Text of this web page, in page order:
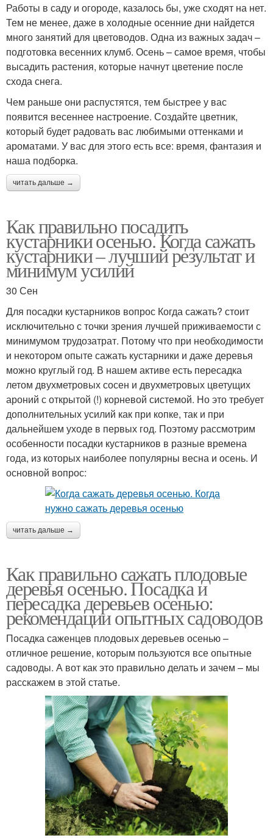
Работы в саду и огороде, казалось бы, уже сходят на нет.
Тем не менее, даже в холодные осенние дни найдется
много занятий для цветоводов. Одна из важных задач –
подготовка весенних клумб. Осень – самое время, чтобы
высадить растения, которые начнут цветение после
схода снега.
Чем раньше они распустятся, тем быстрее у вас
появится весеннее настроение. Создайте цветник,
который будет радовать вас любимыми оттенками и
ароматами. У вас для этого есть все: время, фантазия и
наша подборка.
читать дальше →
Как правильно посадить
кустарники осенью. Когда сажать
кустарники – лучший результат и
минимум усилий
30 Сен
Для посадки кустарников вопрос Когда сажать? стоит
исключительно с точки зрения лучшей приживаемости с
минимумом трудозатрат. Потому что при необходимости
и некотором опыте сажать кустарники и даже деревья
можно круглый год. В нашем активе есть пересадка
летом двухметровых сосен и двухметровых цветущих
ароний с открытой (!) корневой системой. Но это требует
дополнительных усилий как при копке, так и при
дальнейшем уходе в первых год. Поэтому рассмотрим
особенности посадки кустарников в разные времена
года, из которых наиболее популярны весна и осень. И
основной вопрос:
читать дальше →
Как правильно сажать плодовые
деревья осенью. Посадка и
пересадка деревьев осенью:
рекомендации опытных садоводов
Посадка саженцев плодовых деревьев осенью –
отличное решение, которым пользуются все опытные
садоводы. А вот как это правильно делать и зачем – мы
расскажем в этой статье.